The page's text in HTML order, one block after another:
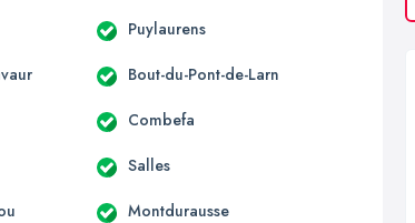
Puylaurens
Bout-du-Pont-de-Larn
Combefa
Salles
Montdurausse